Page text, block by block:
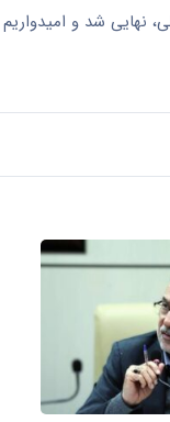
نهایی شد و